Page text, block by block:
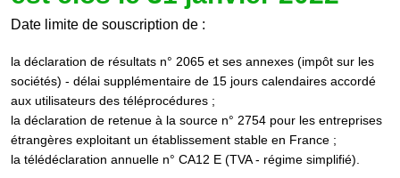
Date limite de souscription de :
la déclaration de résultats n° 2065 et ses annexes (impôt sur les
sociétés) - délai supplémentaire de 15 jours calendaires accordé
aux utilisateurs des téléprocédures ;
la déclaration de retenue à la source n° 2754 pour les entreprises
étrangères exploitant un établissement stable en France ;
la télédéclaration annuelle n° CA12 E (TVA - régime simplifié).